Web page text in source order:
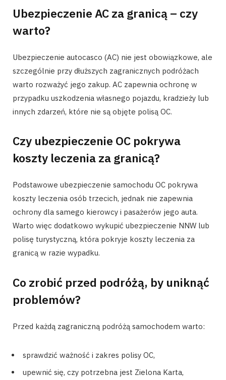
Ubezpieczenie AC za granicą – czy
warto?
Ubezpieczenie autocasco (AC) nie jest obowiązkowe, ale
szczególnie przy dłuższych zagranicznych podróżach
warto rozważyć jego zakup. AC zapewnia ochronę w
przypadku uszkodzenia własnego pojazdu, kradzieży lub
innych zdarzeń, które nie są objęte polisą OC.
Czy ubezpieczenie OC pokrywa
koszty leczenia za granicą?
Podstawowe ubezpieczenie samochodu OC pokrywa
koszty leczenia osób trzecich, jednak nie zapewnia
ochrony dla samego kierowcy i pasażerów jego auta.
Warto więc dodatkowo wykupić ubezpieczenie NNW lub
polisę turystyczną, która pokryje koszty leczenia za
granicą w razie wypadku.
Co zrobić przed podróżą, by uniknąć
problemów?
Przed każdą zagraniczną podróżą samochodem warto:
sprawdzić ważność i zakres polisy OC,
upewnić się, czy potrzebna jest Zielona Karta,